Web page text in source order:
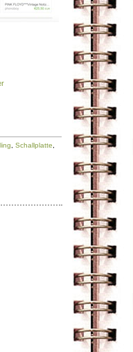
Schallplatte